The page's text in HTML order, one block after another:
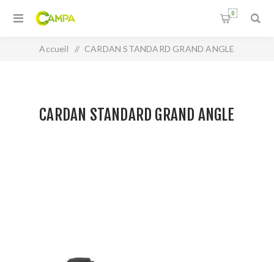
0
Accueil / CARDAN STANDARD GRAND ANGLE
CARDAN STANDARD GRAND ANGLE